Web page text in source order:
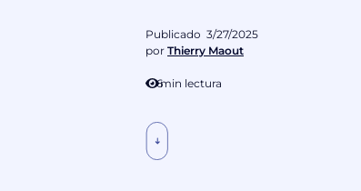
Publicado 3/27/2025
por Thierry Maout
6min lectura